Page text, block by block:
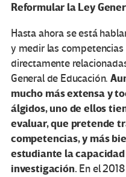
Reformular la Ley
Hasta ahora se está
y medir las
directamente
General de Educación.
mucho más extensa y
álgidos, uno de ellos
evaluar, que pretende
competencias, y más
estudiante la
investigación. En el